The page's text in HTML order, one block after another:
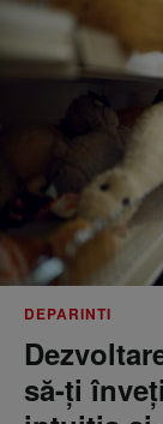
DEPARINTI
să-ți